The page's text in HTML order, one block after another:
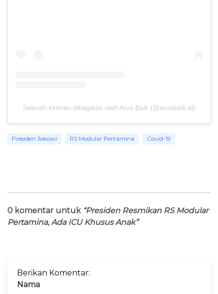
Sebuah kiriman dibagikan oleh Arus Baik (@arusbaik.id)
Presiden Jokowi RS Modular Pertamina Covid-19
0 komentar untuk “Presiden Resmikan RS Modular
Pertamina, Ada ICU Khusus Anak”
Berikan Komentar:
Nama